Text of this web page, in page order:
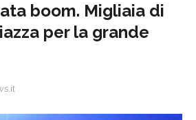
boom. Migliaia di
per la grande